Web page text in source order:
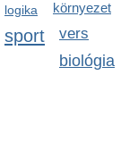
környezet
sport vers
logika
biológia